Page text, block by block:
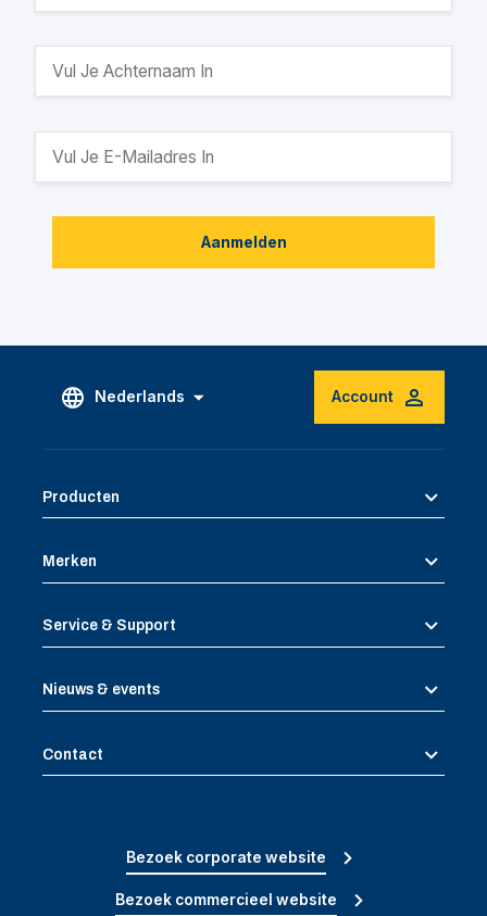
Aanmelden
Nederlands Account
Producten
Merken
Service & Support
Nieuws & events
Contact
Bezoek corporate website
Bezoek commercieel website